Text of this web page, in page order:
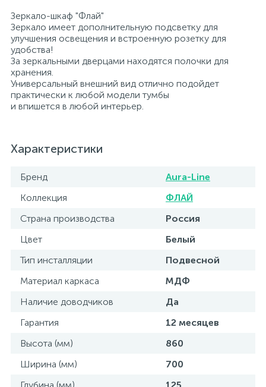
Зеркало-шкаф "Флай"
Зеркало имеет дополнительную подсветку для
улучшения освещения и встроенную розетку для
удобства!
За зеркальными дверцами находятся полочки для
хранения.
Универсальный внешний вид отлично подойдет
практически к любой модели тумбы
и впишется в любой интерьер.
Характеристики
Бренд
Aura-Line
Коллекция
ФЛАЙ
Страна производства
Россия
Цвет
Белый
Тип инсталляции
Подвесной
Материал каркаса
МДФ
Наличие доводчиков
Да
Гарантия
12 месяцев
Высота (мм)
860
Ширина (мм)
700